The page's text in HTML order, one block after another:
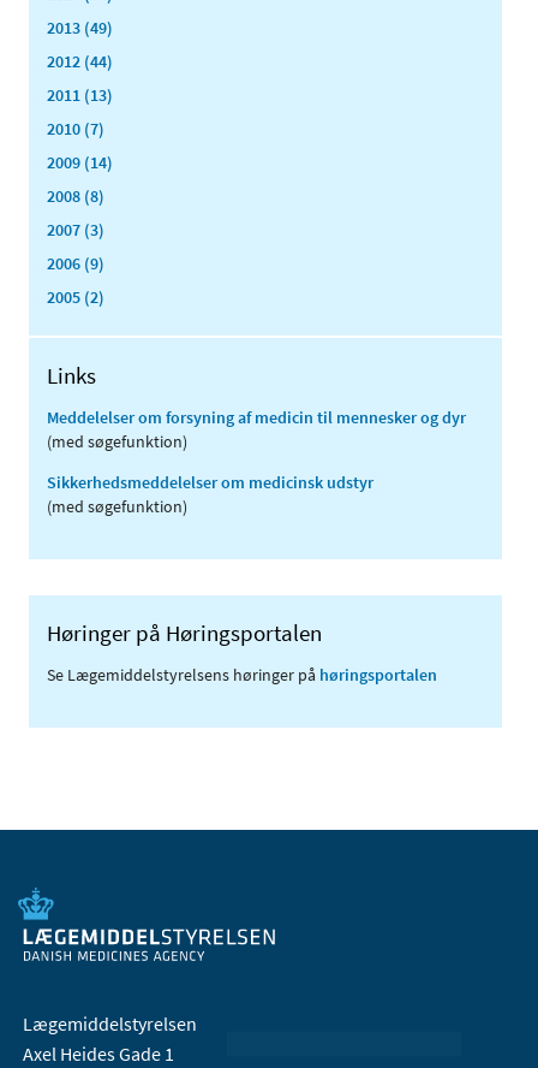
2013 (49)
2012 (44)
2011 (13)
2010 (7)
2009 (14)
2008 (8)
2007 (3)
2006 (9)
2005 (2)
Links
Meddelelser om forsyning af medicin til mennesker og dyr
(med søgefunktion)
Sikkerhedsmeddelelser om medicinsk udstyr
(med søgefunktion)
Høringer på Høringsportalen
Se Lægemiddelstyrelsens høringer på høringsportalen
Lægemiddelstyrelsen
Axel Heides Gade 1